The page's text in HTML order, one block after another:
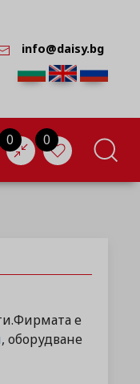
info@daisy.bg
0 0
е
, оборудване